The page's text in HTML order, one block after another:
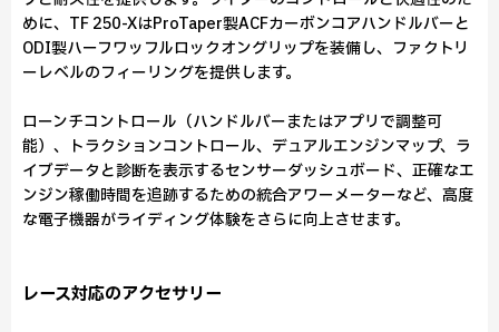
めに、TF 250-XはProTaper製ACFカーボンコアハンドルバーと
ODI製ハーフワッフルロックオングリップを装備し、ファクトリ
ーレベルのフィーリングを提供します。
ローンチコントロール（ハンドルバーまたはアプリで調整可
能）、トラクションコントロール、デュアルエンジンマップ、ラ
イブデータと診断を表示するセンサーダッシュボード、正確なエ
ンジン稼働時間を追跡するための統合アワーメーターなど、高度
な電子機器がライディング体験をさらに向上させます。
レース対応のアクセサリー